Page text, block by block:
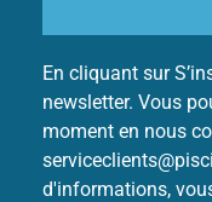
En cliquant sur
newsletter. Vous
moment en nous
d'informations,